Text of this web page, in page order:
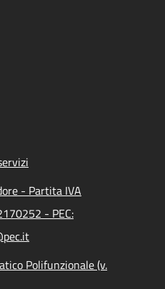
- Partita IVA
- PEC:
Polifunzionale (v.